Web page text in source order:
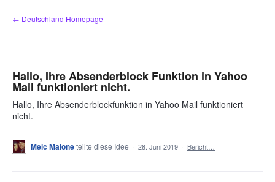
Zum
Inhalt
← Deutschland Homepage
Hallo, Ihre Absenderblock Funktion in Yahoo
Mail funktioniert nicht.
Hallo, Ihre Absenderblockfunktion in Yahoo Mail funktioniert
nicht.
Melc Maloneteilte diese Idee · 28. Juni 2019 · Bericht…